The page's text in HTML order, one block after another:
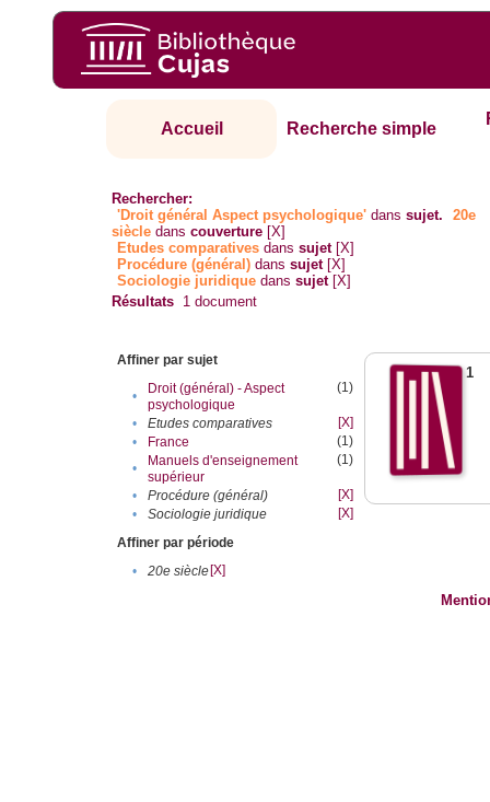
Accueil Recherche simple
Rechercher:
'Droit général Aspect psychologique' danssujet.
20e
siècle danscouverture [X]
Etudes comparatives danssujet [X]
Procédure (général) danssujet [X]
Sociologie juridique danssujet [X]
Résultats 1 document
Affiner par sujet
•
Droit (général) - Aspect
psychologique
(1)
• Etudes comparatives
[X]
•
France
(1)
•
Manuels d'enseignement
supérieur
(1)
• Procédure (général)
[X]
•
Sociologie juridique
[X]
Affiner par période
•
20e siècle[X]
1